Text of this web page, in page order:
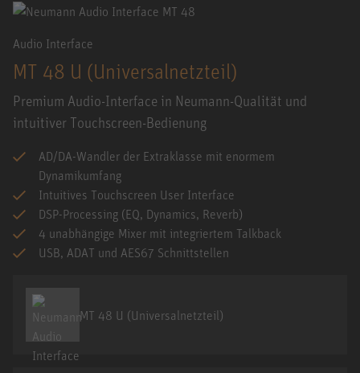
Audio Interface
MT 48 U (Universalnetzteil)
Premium Audio-Interface in Neumann-Qualität und
intuitiver Touchscreen-Bedienung
AD/DA-Wandler der Extraklasse mit enormem
Dynamikumfang
Intuitives Touchscreen User Interface
DSP-Processing (EQ, Dynamics, Reverb)
4 unabhängige Mixer mit integriertem Talkback
USB, ADAT und AES67 Schnittstellen
MT 48 U (Universalnetzteil)